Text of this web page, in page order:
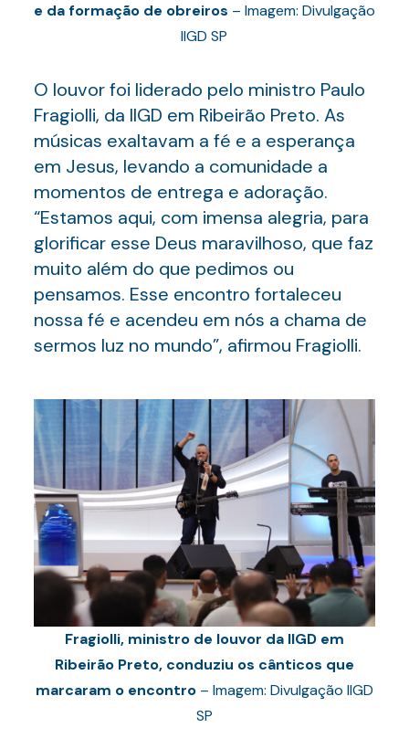
e da formação de obreiros – Imagem: Divulgação
IIGD SP
O louvor foi liderado pelo ministro Paulo
Fragiolli, da IIGD em Ribeirão Preto. As
músicas exaltavam a fé e a esperança
em Jesus, levando a comunidade a
momentos de entrega e adoração.
“Estamos aqui, com imensa alegria, para
glorificar esse Deus maravilhoso, que faz
muito além do que pedimos ou
pensamos. Esse encontro fortaleceu
nossa fé e acendeu em nós a chama de
sermos luz no mundo”, afirmou Fragiolli.
Fragiolli, ministro de louvor da IIGD em
Ribeirão Preto, conduziu os cânticos que
marcaram o encontro– Imagem: Divulgação IIGD
SP